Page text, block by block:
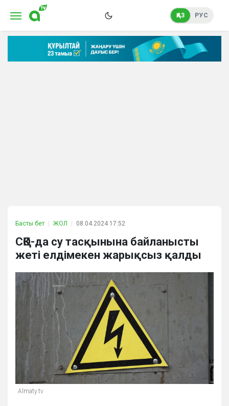
ҚАЗ РУС
Басты бет ЖОЛ 08.04.2024 17:52
СҚО-да су тасқынына байланысты
жеті елдімекен жарықсыз қалды
Almaty.tv